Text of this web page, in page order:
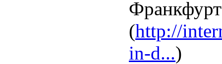
(http://
in-d...)